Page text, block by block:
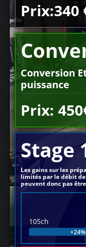
Prix:340
Conversion
puissance
Prix:
Stage
Les gains sur les
limités par le débit
peuvent donc pas
105ch
+24%